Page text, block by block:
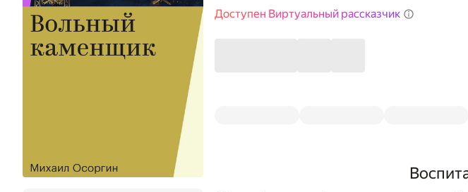
Доступен Виртуальный рассказчик